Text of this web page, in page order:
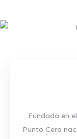
Fundada en
Punto Cero